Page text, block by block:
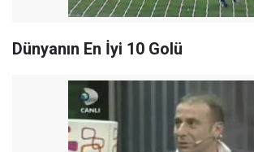
Dünyanın En İyi 10 Golü